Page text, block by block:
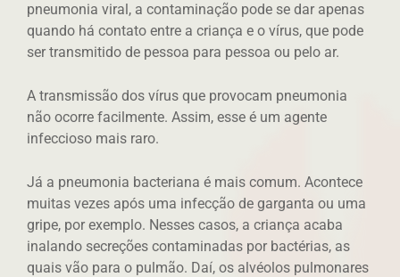
pneumonia viral, a contaminação pode se dar apenas
quando há contato entre a criança e o vírus, que pode
ser transmitido de pessoa para pessoa ou pelo ar.
A transmissão dos vírus que provocam pneumonia
não ocorre facilmente. Assim, esse é um agente
infeccioso mais raro.
Já a pneumonia bacteriana é mais comum. Acontece
muitas vezes após uma infecção de garganta ou uma
gripe, por exemplo. Nesses casos, a criança acaba
inalando secreções contaminadas por bactérias, as
quais vão para o pulmão. Daí, os alvéolos pulmonares